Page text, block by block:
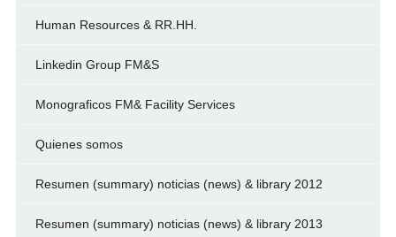
Human Resources & RR.HH.
Linkedin Group FM&S
Monograficos FM& Facility Services
Quienes somos
Resumen (summary) noticias (news) & library 2012
Resumen (summary) noticias (news) & library 2013